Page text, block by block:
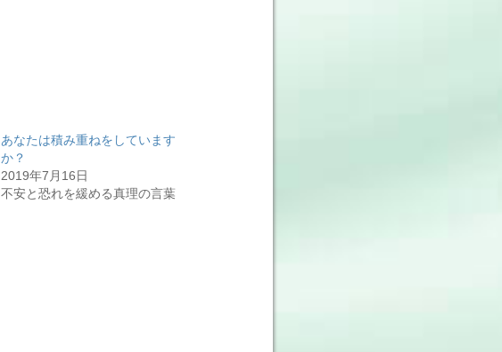
あなたは積み重ねをしています
か？
2019年7月16日
不安と恐れを緩める真理の言葉